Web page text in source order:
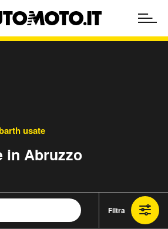
usate
in Abruzzo
Filtra